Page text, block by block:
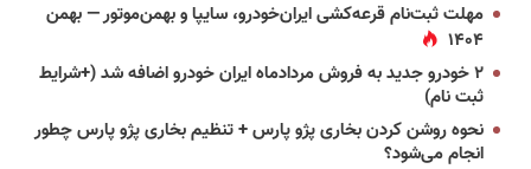
مهلت ثبت‌نام قرعه‌کشی ایران‌خودرو، سایپا و بهمن‌موتور — بهمن
۱۴۰۴
۲ خودرو جدید به فروش مردادماه ایران خودرو اضافه شد (+شرایط
ثبت نام)
نحوه روشن کردن بخاری پژو پارس + تنظیم بخاری پژو پارس چطور
انجام می‌شود؟